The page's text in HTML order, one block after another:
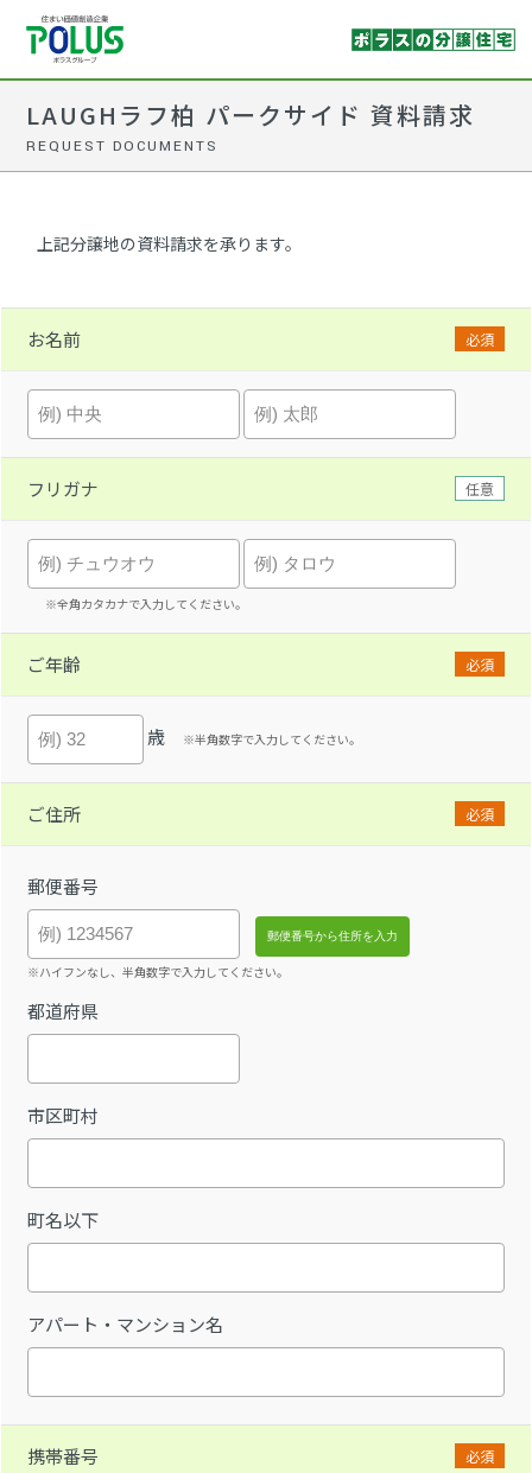
LAUGHラフ柏 パークサイド 資料請求
REQUEST DOCUMENTS
上記分譲地の資料請求を承ります。
お名前 必須
フリガナ 任意
※全角カタカナで入力してください。
ご年齢 必須
歳 ※半角数字で入力してください。
ご住所 必須
郵便番号
※ハイフンなし、半角数字で入力してください。
都道府県
市区町村
町名以下
アパート・マンション名
携帯番号 必須